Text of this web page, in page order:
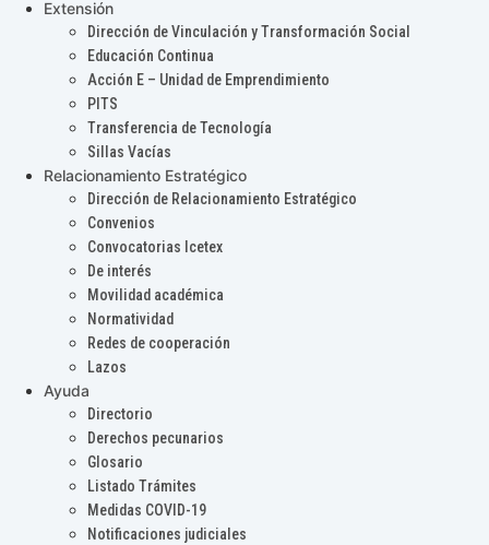
Extensión
Dirección de Vinculación y Transformación Social
Educación Continua
Acción E – Unidad de Emprendimiento
PITS
Transferencia de Tecnología
Sillas Vacías
Relacionamiento Estratégico
Dirección de Relacionamiento Estratégico
Convenios
Convocatorias Icetex
De interés
Movilidad académica
Normatividad
Redes de cooperación
Lazos
Ayuda
Directorio
Derechos pecunarios
Glosario
Listado Trámites
Medidas COVID-19
Notificaciones judiciales